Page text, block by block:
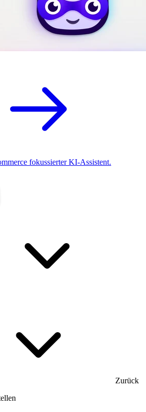
fokussierter KI-Assistent.
Zurück